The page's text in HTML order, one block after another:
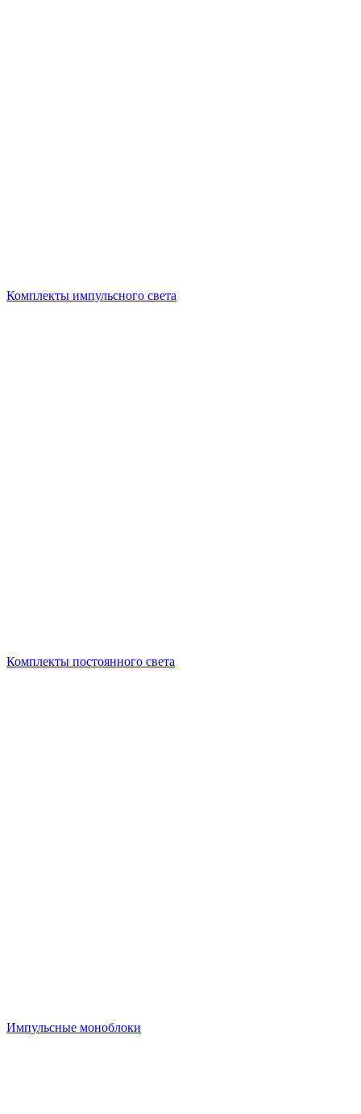
Комплекты импульсного света
Комплекты постоянного света
Импульсные моноблоки